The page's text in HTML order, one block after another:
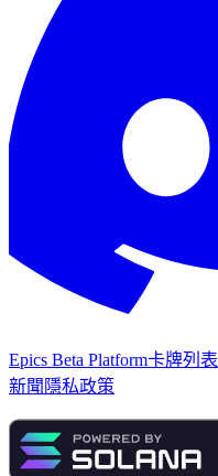
Epics Beta Platform卡牌列表
新聞 隱私政策